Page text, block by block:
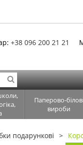
+38 096 200 21 21
Паперово-білові
вироби
подарункові